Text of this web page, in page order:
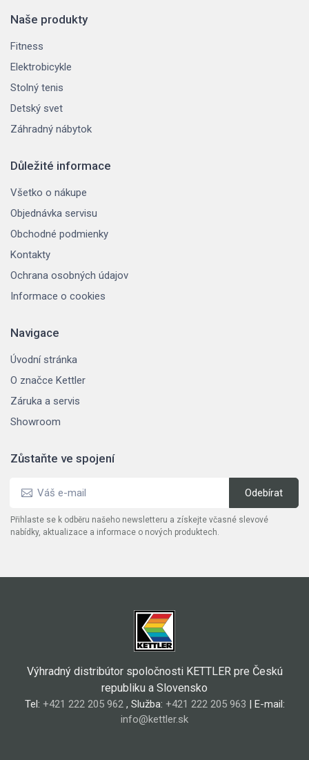
Naše produkty
Fitness
Elektrobicykle
Stolný tenis
Detský svet
Záhradný nábytok
Důležité informace
Všetko o nákupe
Objednávka servisu
Obchodné podmienky
Kontakty
Ochrana osobných údajov
Informace o cookies
Navigace
Úvodní stránka
O značce Kettler
Záruka a servis
Showroom
Zůstaňte ve spojení
Přihlaste se k odběru našeho newsletteru a získejte včasné slevové
nabídky, aktualizace a informace o nových produktech.
Výhradný distribútor spoločnosti KETTLER pre Českú
republiku a Slovensko
Tel: +421 222 205 962, Služba: +421 222 205 963 | E-mail:
info@kettler.sk